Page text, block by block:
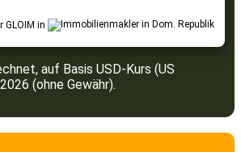
GLOIM in
auf Basis USD-Kurs (US
(ohne Gewähr).